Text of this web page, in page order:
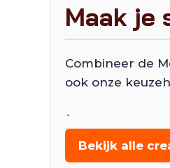
Maak je
Combineer de
ook onze
`
Bekijk alle